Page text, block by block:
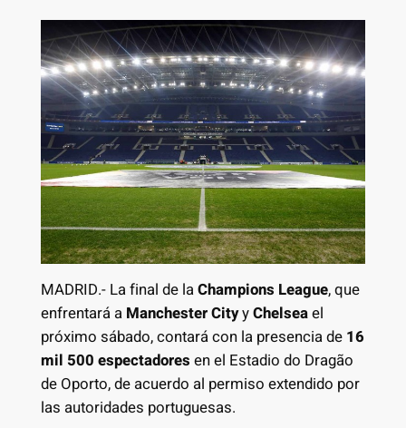
MADRID.- La final de laChampions League, que
enfrentará a Manchester CityyChelseael
próximo sábado, contará con la presencia de 16
mil 500 espectadores en el Estadio do Dragão
de Oporto, de acuerdo al permiso extendido por
las autoridades portuguesas.